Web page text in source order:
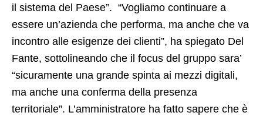
il sistema del Paese”. “Vogliamo continuare a
essere un’azienda che performa, ma anche che va
incontro alle esigenze dei clienti”, ha spiegato Del
Fante, sottolineando che il focus del gruppo sara’
“sicuramente una grande spinta ai mezzi digitali,
ma anche una conferma della presenza
territoriale”. L’amministratore ha fatto sapere che è